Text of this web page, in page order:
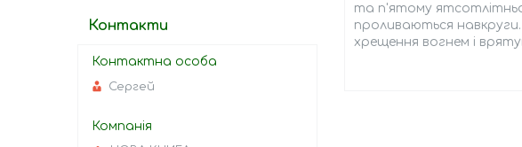
та п'ятому
проливаються
хрещення вогнем і
Контакти
Сергей